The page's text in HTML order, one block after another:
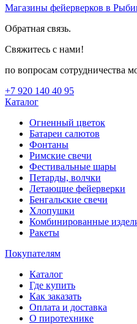
Магазины фейерверков в
Обратная связь.
Свяжитесь с нами!
по вопросам сотрудничества
+7 920 140 40 95
Каталог
Огненный цветок
Батареи салютов
Фонтаны
Римские свечи
Фестивальные шары
Петарды, волчки
Летающие фейерверки
Бенгальские свечи
Хлопушки
Комбинированные
Ракеты
Покупателям
Каталог
Где купить
Как заказать
Оплата и доставка
О пиротехнике